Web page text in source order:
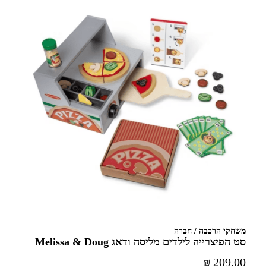
משחקי הרכבה / חברה
סט הפיצרייה לילדים מליסה ודאג Melissa & Doug
₪ 209.00